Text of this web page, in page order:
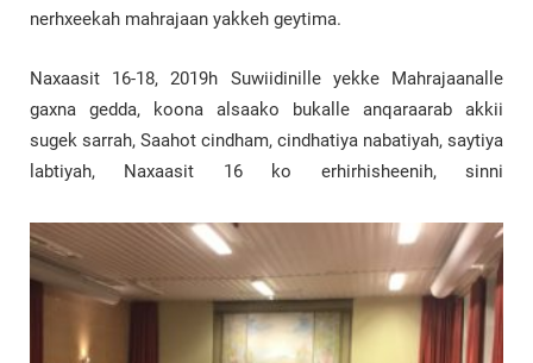
nerhxeekah mahrajaan yakkeh geytima.
Naxaasit 16-18, 2019h Suwiidinille yekke Mahrajaanalle
gaxna gedda, koona alsaako bukalle anqaraarab akkii
sugek sarrah, Saahot cindham, cindhatiya nabatiyah, saytiya
labtiyah, Naxaasit 16 ko erhirhisheenih, sinni